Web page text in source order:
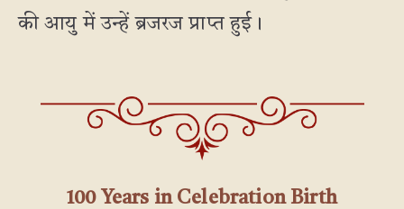
की आयु में उन्हें ब्रजरज प्राप्त हुई।
100 Years in Celebration Birth